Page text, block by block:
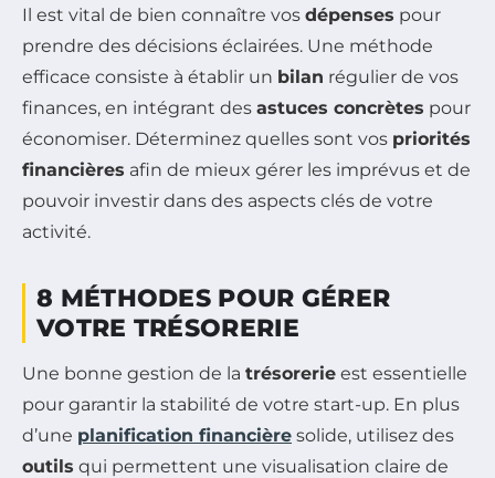
Il est vital de bien connaître vos dépenses pour
prendre des décisions éclairées. Une méthode
efficace consiste à établir un bilan régulier de vos
finances, en intégrant des astuces concrètes pour
économiser. Déterminez quelles sont vos priorités
financières afin de mieux gérer les imprévus et de
pouvoir investir dans des aspects clés de votre
activité.
8 MÉTHODES POUR GÉRER
VOTRE TRÉSORERIE
Une bonne gestion de la trésorerie est essentielle
pour garantir la stabilité de votre start-up. En plus
d’une planification financière solide, utilisez des
outils qui permettent une visualisation claire de